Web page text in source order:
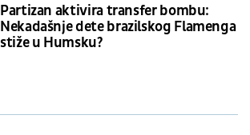
Partizan aktivira transfer bombu:
Nekadašnje dete brazilskog Flamenga
stiže u Humsku?